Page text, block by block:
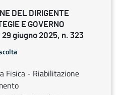
DEL DIRIGENTE
E GOVERNO
29 giugno 2025, n. 323
Fisica - Riabilitazione